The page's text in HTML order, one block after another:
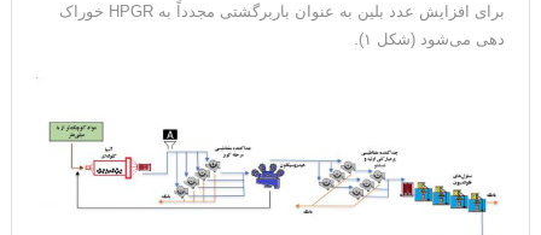
برای افزایش عدد بلین به عنوان باربرگشتی مجدداً به HPGR خوراک
دهی می‌شود (شکل ۱).